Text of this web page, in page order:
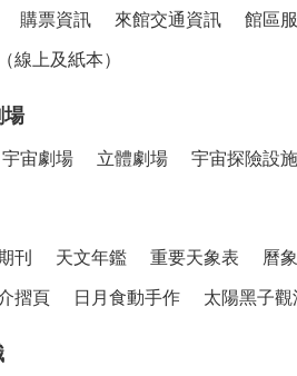
購票資訊 來館交通資訊 館區
線上及紙本）
場
宇宙劇場 立體劇場 宇宙探險設施
刊 天文年鑑 重要天象表 曆
摺頁 日月食動手作 太陽黑子觀